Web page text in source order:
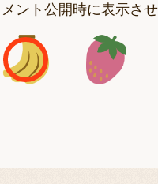
ント公開時に表示さ
アイコン1